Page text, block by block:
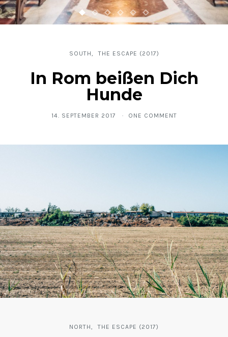
SOUTH THE ESCAPE (2017)
In Rom beißen Dich
Hunde
14. SEPTEMBER 2017 ONE COMMENT
NORTH THE ESCAPE (2017)